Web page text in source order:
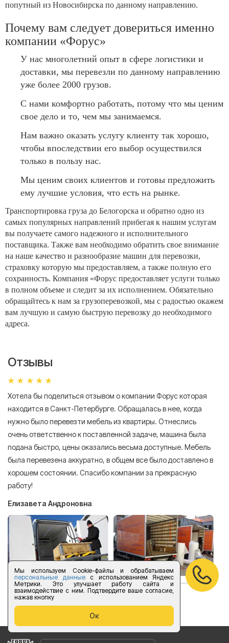
Мы используем Cookie-файлы и обрабатываем
персональные данныес использованием Яндекс
Метрики. Это улучшает работу сайта и
взаимодействие с ним. Подтвердите ваше согласие,
нажав кнопку
Ок
попутный из Новосибирска по данному направлению.
Почему вам следует довериться именно
компании «Форус»
У нас многолетний опыт в сфере логистики и
доставки, мы перевезли по данному направлению
уже более 2000 грузов.
С нами комфортно работать, потому что мы ценим
свое дело и то, чем мы занимаемся.
Нам важно оказать услугу клиенту так хорошо,
чтобы впоследствии его выбор осуществился
только в пользу нас.
Мы ценим своих клиентов и готовы предложить
ему лучшие условия, что есть на рынке.
Транспортировка груза до Белогорска и обратно одно из
самых популярных направлений прибегая к нашим услугам
вы получаете самого надежного и исполнительного
поставщика. Также вам необходимо обратить свое внимание
на наше качество и разнообразие машин для перевозки,
страховку которую мы предоставляем, а также полную его
сохранность. Компания «Форус предоставляет услуги только
в полном объеме и следит за их исполнением. Обязательно
обращайтесь к нам за грузоперевозкой, мы с радостью окажем
вам лучшую и самую быструю перевозку до необходимого
адреса.
Отзывы
Хотела бы поделиться отзывом о компании Форус которая
находится в Санкт-Петербурге. Обращалась в нее, когда
нужно было перевезти мебель из квартиры. Отнеслись
очень ответственно к поставленной задаче, машина была
подана быстро, цены оказались весьма доступные. Мебель
была перевезена аккуратно, в общем все было доставлено в
хорошем состоянии. Спасибо компании за прекрасную
работу!
Елизавета Андроновна
оставить отзыв